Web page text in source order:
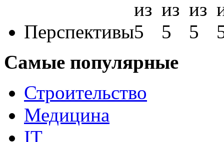
Перспективы
Самые популярные
Строительство
Медицина
IT